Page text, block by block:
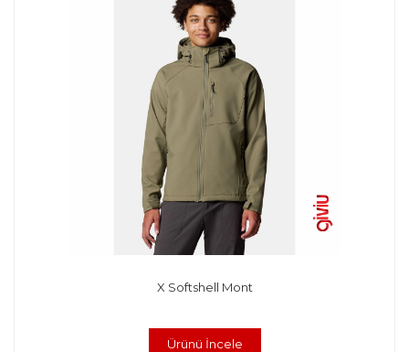
X Softshell Mont
Ürünü İncele